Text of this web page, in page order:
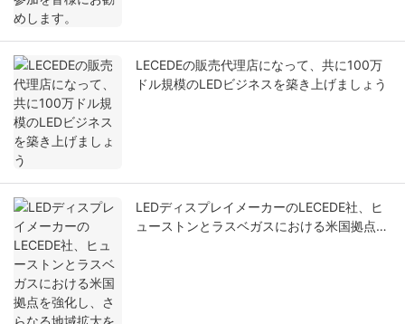
LECEDEの販売代理店になって、共に100万
ドル規模のLEDビジネスを築き上げましょう
LEDディスプレイメーカーのLECEDE社、ヒ
ューストンとラスベガスにおける米国拠点を